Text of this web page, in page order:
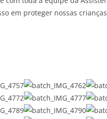
em proteger nossas